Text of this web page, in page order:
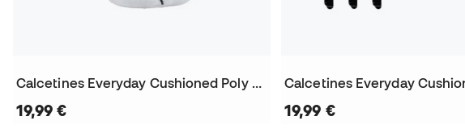
Calcetines Everyday Cushioned Poly Crew (3 Pares)
19,99 € 19,99 €